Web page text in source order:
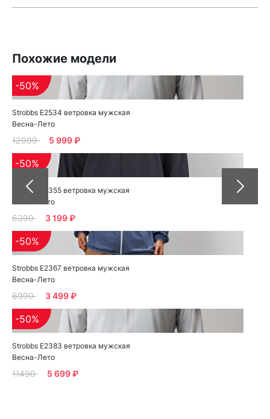
Похожие модели
Strobbs E2534 ветровка мужская
Весна-Лето
-50%
12099 5 999 ₽
Strobbs E2355 ветровка мужская
Весна-Лето
-50%
6390 3 199 ₽
Strobbs E2367 ветровка мужская
Весна-Лето
-50%
6990 3 499 ₽
Strobbs E2383 ветровка мужская
Весна-Лето
-50%
11490 5 699 ₽